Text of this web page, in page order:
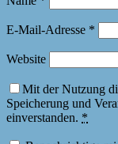
E-Mail-Adresse *
Website
Mit der Nutzung
Speicherung und
einverstanden. *